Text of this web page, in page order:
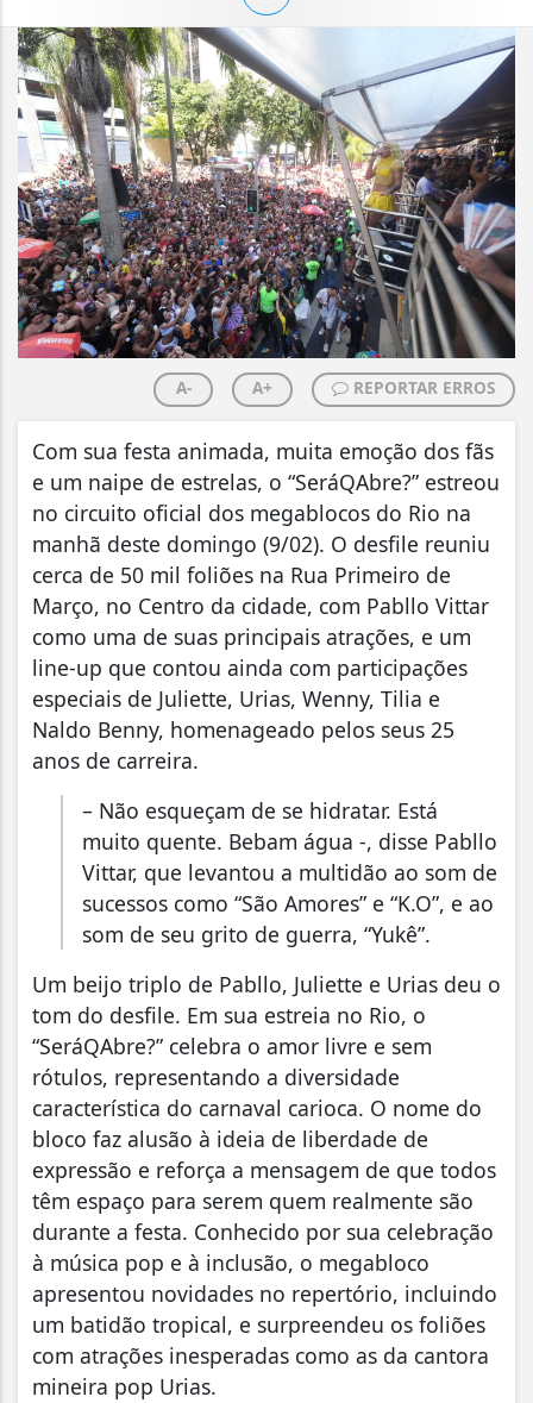
A- A+ REPORTAR ERROS
Com sua festa animada, muita emoção dos fãs
e um naipe de estrelas, o “SeráQAbre?” estreou
no circuito oficial dos megablocos do Rio na
manhã deste domingo (9/02). O desfile reuniu
cerca de 50 mil foliões na Rua Primeiro de
Março, no Centro da cidade, com Pabllo Vittar
como uma de suas principais atrações, e um
line-up que contou ainda com participações
especiais de Juliette, Urias, Wenny, Tilia e
Naldo Benny, homenageado pelos seus 25
anos de carreira.
– Não esqueçam de se hidratar. Está
muito quente. Bebam água -, disse Pabllo
Vittar, que levantou a multidão ao som de
sucessos como “São Amores” e “K.O”, e ao
som de seu grito de guerra, “Yukê”.
Um beijo triplo de Pabllo, Juliette e Urias deu o
tom do desfile. Em sua estreia no Rio, o
“SeráQAbre?” celebra o amor livre e sem
rótulos, representando a diversidade
característica do carnaval carioca. O nome do
bloco faz alusão à ideia de liberdade de
expressão e reforça a mensagem de que todos
têm espaço para serem quem realmente são
durante a festa. Conhecido por sua celebração
à música pop e à inclusão, o megabloco
apresentou novidades no repertório, incluindo
um batidão tropical, e surpreendeu os foliões
com atrações inesperadas como as da cantora
mineira pop Urias.